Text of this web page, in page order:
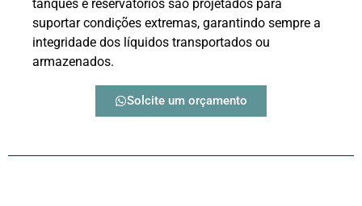
tanques e reservatórios são projetados para
suportar condições extremas, garantindo sempre a
integridade dos líquidos transportados ou
armazenados.
Solcite um orçamento